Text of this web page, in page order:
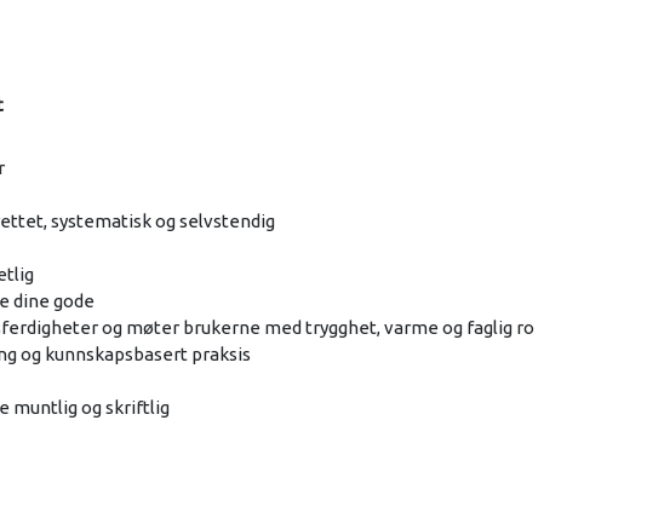
systematisk og selvstendig
dine gode
og møter brukerne med trygghet, varme og faglig ro
og kunnskapsbasert praksis
muntlig og skriftlig